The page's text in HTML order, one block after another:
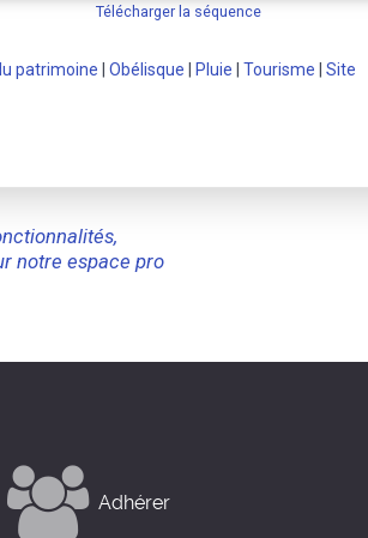
Télécharger la séquence
patrimoine Obélisque Pluie Tourisme
Site
notre espace pro
Adhérer